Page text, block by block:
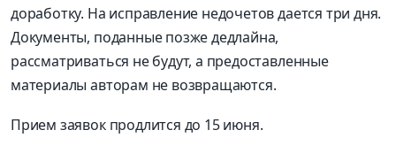
доработку. На исправление недочетов дается три дня.
Документы, поданные позже дедлайна,
рассматриваться не будут, а предоставленные
материалы авторам не возвращаются.
Прием заявок продлится до 15 июня.